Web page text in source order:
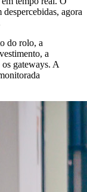
agora
do rolo, a
a
gateways. A